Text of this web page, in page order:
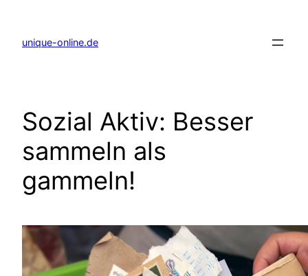
springen
unique-online.de
Sozial Aktiv: Besser
sammeln als
gammeln!